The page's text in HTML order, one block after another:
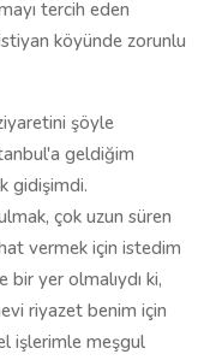
tercih eden
köyünde zorunlu
şöyle
geldiğim
gidişimdi.
çok uzun süren
vermek için istedim
bir yer olmalıydı ki,
riyazet benim için
işlerimle meşgul